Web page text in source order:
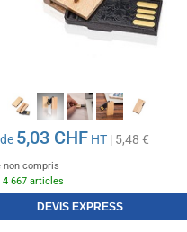
5,03 CHF HT | 5,48 €
non compris
4 667 articles
DEVIS EXPRESS